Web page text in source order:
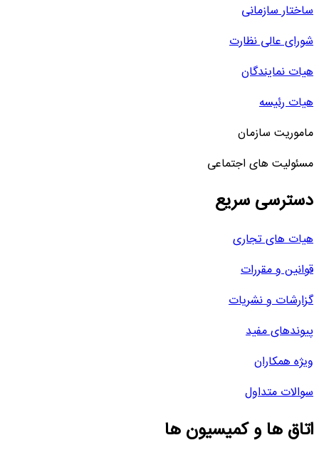
ساختار سازمانی
شورای عالی نظارت
هیات نمایندگان
هیات رئیسه
ماموریت سازمان
مسئولیت های اجتماعی
دسترسی سریع
هیات های تجاری
قوانین و مقررات
گزارشات و نشریات
پیوندهای مفید
ویژه همکاران
سوالات متداول
اتاق ها و کمیسیون ها